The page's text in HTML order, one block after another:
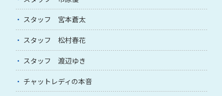
スタッフ 宮本蒼太
スタッフ 松村春花
スタッフ 渡辺ゆき
チャットレディの本音